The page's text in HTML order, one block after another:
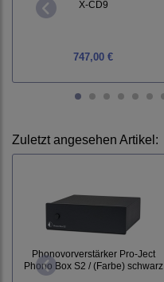
X-CD9
747,00 €
Zuletzt angesehen Artikel:
Phonovorverstärker Pro-Ject
Phono Box S2 / (Farbe) schwarz